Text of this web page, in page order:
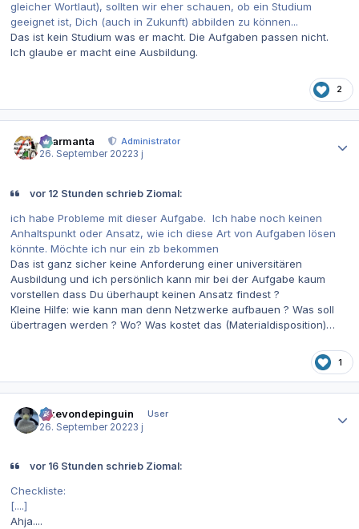
gleicher Wortlaut), sollten wir eher schauen, ob ein Studium
geeignet ist, Dich (auch in Zukunft) abbilden zu können...
Das ist kein Studium was er macht. Die Aufgaben passen nicht.
Ich glaube er macht eine Ausbildung.
2
charmanta
Administrator
26. September 20223 j
vor 12 Stunden schrieb Ziomal:
ich habe Probleme mit dieser Aufgabe. Ich habe noch keinen
Anhaltspunkt oder Ansatz, wie ich diese Art von Aufgaben lösen
könnte. Möchte ich nur ein zb bekommen
Das ist ganz sicher keine Anforderung einer universitären
Ausbildung und ich persönlich kann mir bei der Aufgabe kaum
vorstellen dass Du überhaupt keinen Ansatz findest ?
Kleine Hilfe: wie kann man denn Netzwerke aufbauen ? Was soll
übertragen werden ? Wo? Was kostet das (Materialdisposition)…
1
ickevondepinguin
User
26. September 20223 j
vor 16 Stunden schrieb Ziomal:
Checkliste:
[....]
Ahja....